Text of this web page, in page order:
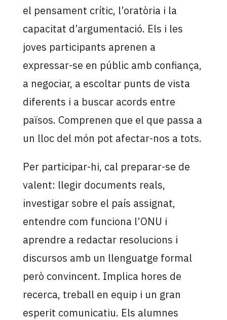
el pensament crític, l’oratòria i la
capacitat d’argumentació. Els i les
joves participants aprenen a
expressar-se en públic amb confiança,
a negociar, a escoltar punts de vista
diferents i a buscar acords entre
països. Comprenen que el que passa a
un lloc del món pot afectar-nos a tots.
Per participar-hi, cal preparar-se de
valent: llegir documents reals,
investigar sobre el país assignat,
entendre com funciona l’ONU i
aprendre a redactar resolucions i
discursos amb un llenguatge formal
però convincent. Implica hores de
recerca, treball en equip i un gran
esperit comunicatiu. Els alumnes